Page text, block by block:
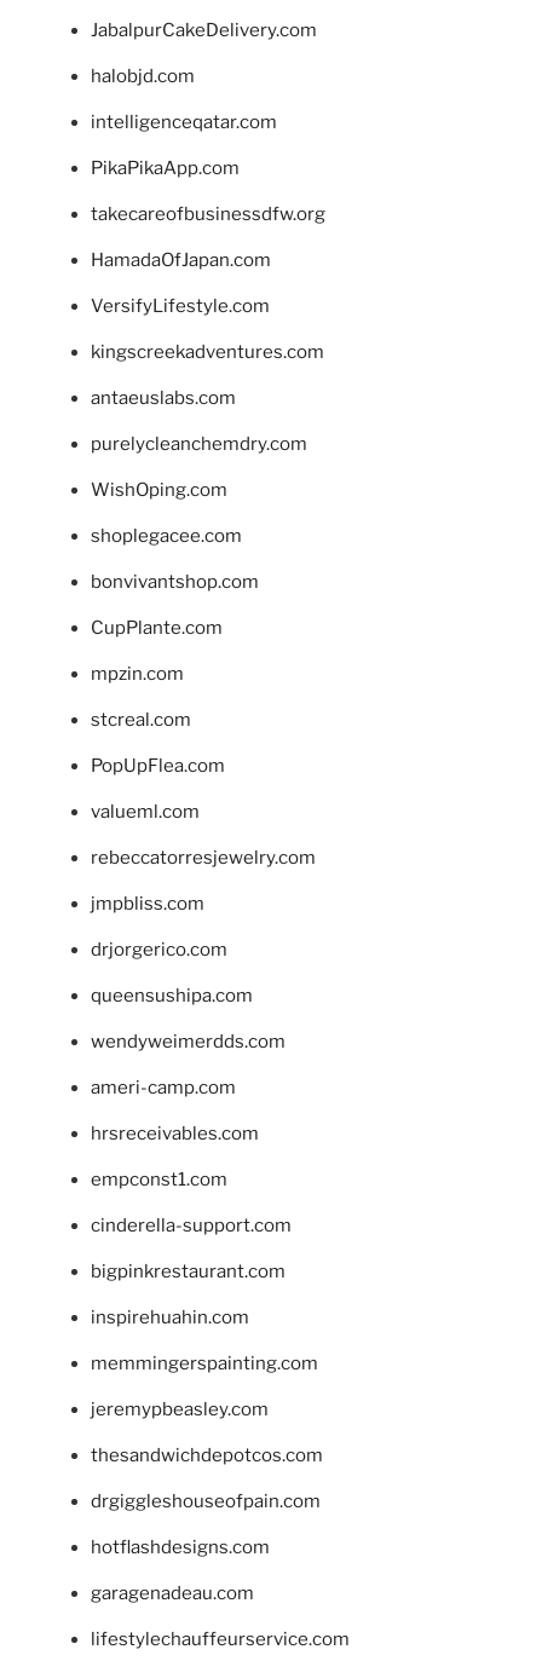
JabalpurCakeDelivery.com
halobjd.com
intelligenceqatar.com
PikaPikaApp.com
takecareofbusinessdfw.org
HamadaOfJapan.com
VersifyLifestyle.com
kingscreekadventures.com
antaeuslabs.com
purelycleanchemdry.com
WishOping.com
shoplegacee.com
bonvivantshop.com
CupPlante.com
mpzin.com
stcreal.com
PopUpFlea.com
valueml.com
rebeccatorresjewelry.com
jmpbliss.com
drjorgerico.com
queensushipa.com
wendyweimerdds.com
ameri-camp.com
hrsreceivables.com
empconst1.com
cinderella-support.com
bigpinkrestaurant.com
inspirehuahin.com
memmingerspainting.com
jeremypbeasley.com
thesandwichdepotcos.com
drgiggleshouseofpain.com
hotflashdesigns.com
garagenadeau.com
lifestylechauffeurservice.com